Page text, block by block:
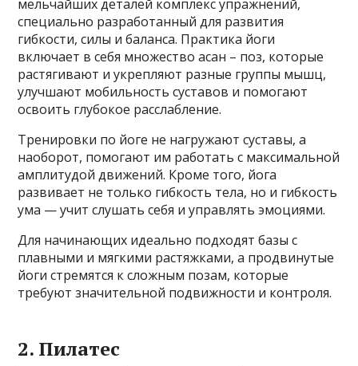
мельчайших деталей комплекс упражнений,
специально разработанный для развития
гибкости, силы и баланса. Практика йоги
включает в себя множество асан – поз, которые
растягивают и укрепляют разные группы мышц,
улучшают мобильность суставов и помогают
освоить глубокое расслабление.
Тренировки по йоге не нагружают суставы, а
наоборот, помогают им работать с максимальной
амплитудой движений. Кроме того, йога
развивает не только гибкость тела, но и гибкость
ума — учит слушать себя и управлять эмоциями.
Для начинающих идеально подходят базы с
плавными и мягкими растяжками, а продвинутые
йоги стремятся к сложным позам, которые
требуют значительной подвижности и контроля.
2. Пилатес